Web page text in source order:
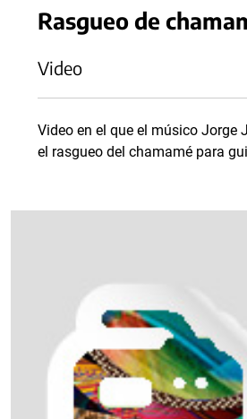
Rasgueo de
Video
Video en el que el músico Jorge
el rasgueo del chamamé para